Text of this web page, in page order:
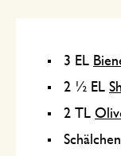
3 EL
2 ½ EL
2 TL